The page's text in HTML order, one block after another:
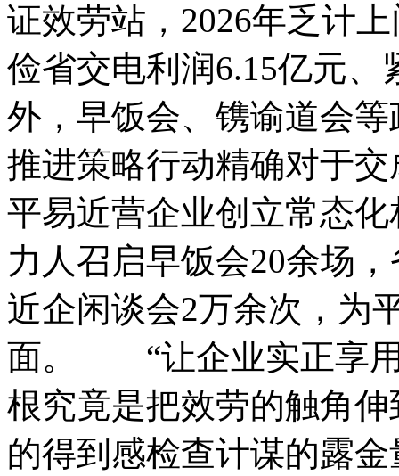
证效劳站，2026年乏计
俭省交电利润6.15亿元
外，早饭会、镌谕道会
推进策略行动精确对于
平易近营企业创立常态
力人召启早饭会20余场
近企闲谈会2万余次，为
面。 “让企业实正享用
根究竟是把效劳的触角
的得到感检查计谋的露